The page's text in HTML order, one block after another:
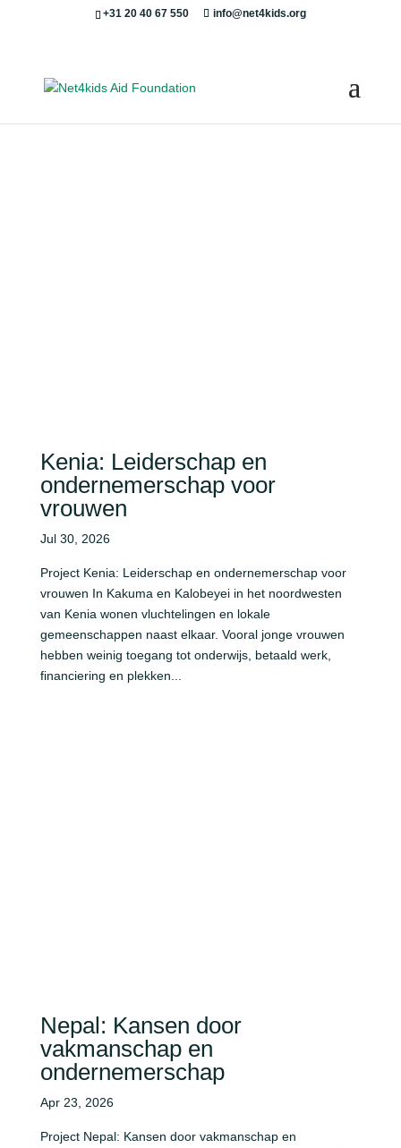
+31 20 40 67 550 info@net4kids.org
Kenia: Leiderschap en
ondernemerschap voor
vrouwen
Jul 30, 2026
Project Kenia: Leiderschap en ondernemerschap voor
vrouwen In Kakuma en Kalobeyei in het noordwesten
van Kenia wonen vluchtelingen en lokale
gemeenschappen naast elkaar. Vooral jonge vrouwen
hebben weinig toegang tot onderwijs, betaald werk,
financiering en plekken...
Nepal: Kansen door
vakmanschap en
ondernemerschap
Apr 23, 2026
Project Nepal: Kansen door vakmanschap en